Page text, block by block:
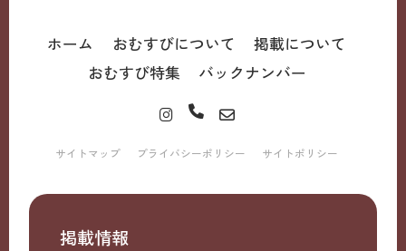
ホーム おむすびについて
掲載について
おむすび特集
バックナンバー
サイトマップ プライバシーポリシー サイトポリシー
掲載情報